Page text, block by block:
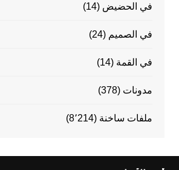
في الحضيض (14)
في الصميم (24)
في القمة (14)
مدونات (378)
ملفات ساخنة (8٬214)